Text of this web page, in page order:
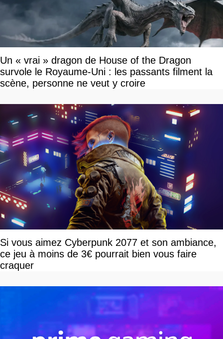
Un « vrai » dragon de House of the Dragon
survole le Royaume-Uni : les passants filment la
scène, personne ne veut y croire
Si vous aimez Cyberpunk 2077 et son ambiance,
ce jeu à moins de 3€ pourrait bien vous faire
craquer